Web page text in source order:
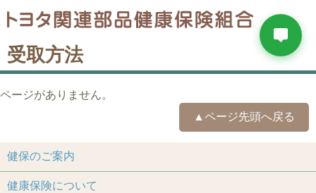
受取方法
ページがありません。
▲ページ先頭へ戻る
健保のご案内
健康保険について